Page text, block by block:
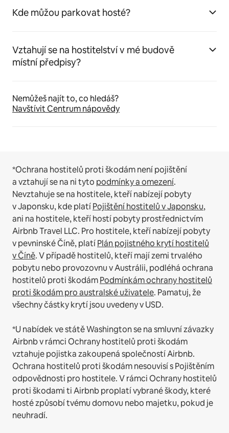
Kde můžou parkovat hosté?
Vztahují se na hostitelství v mé budově
místní předpisy?
Nemůžeš najít to, co hledáš?
Navštívit Centrum nápovědy
*Ochrana hostitelů proti škodám není pojištění
a vztahují se na ni tyto podmínky a omezení.
Nevztahuje se na hostitele, kteří nabízejí pobyty
v Japonsku, kde platíPojištění hostitelů v Japonsku,
ani na hostitele, kteří hostí pobyty prostřednictvím
Airbnb Travel LLC. Pro hostitele, kteří nabízejí pobyty
v pevninské Číně, platíPlán pojistného krytí hostitelů
v Číně.V případě hostitelů, kteří mají zemi trvalého
pobytu nebo provozovnu v Austrálii, podléhá ochrana
hostitelů proti škodámPodmínkám ochrany hostitelů
proti škodám pro australské uživatele. Pamatuj, že
všechny částky krytí jsou uvedeny v USD.
*U nabídek ve státě Washington se na smluvní závazky
Airbnb v rámci Ochrany hostitelů proti škodám
vztahuje pojistka zakoupená společností Airbnb.
Ochrana hostitelů proti škodám nesouvisí s Pojištěním
odpovědnosti pro hostitele. V rámci Ochrany hostitelů
proti škodami ti Airbnb proplatí vybrané škody, které
hosté způsobí tvému domovu nebo majetku, pokud je
neuhradí.